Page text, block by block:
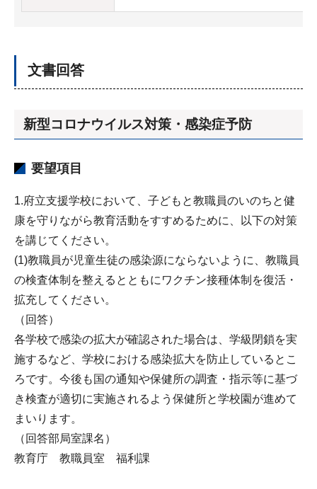
文書回答
新型コロナウイルス対策・感染症予防
要望項目
1.府立支援学校において、子どもと教職員のいのちと健
康を守りながら教育活動をすすめるために、以下の対策
を講じてください。
(1)教職員が児童生徒の感染源にならないように、教職員
の検査体制を整えるとともにワクチン接種体制を復活・
拡充してください。
（回答）
各学校で感染の拡大が確認された場合は、学級閉鎖を実
施するなど、学校における感染拡大を防止しているとこ
ろです。今後も国の通知や保健所の調査・指示等に基づ
き検査が適切に実施されるよう保健所と学校園が進めて
まいります。
（回答部局室課名）
教育庁 教職員室 福利課